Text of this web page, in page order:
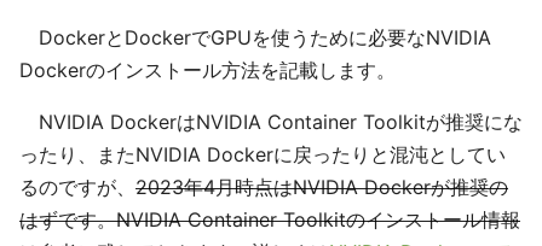
DockerとDockerでGPUを使うために必要なNVIDIA
Dockerのインストール方法を記載します。
NVIDIA DockerはNVIDIA Container Toolkitが推奨にな
ったり、またNVIDIA Dockerに戻ったりと混沌としてい
るのですが、 2023年4月時点はNVIDIA Dockerが推奨の
はずです。NVIDIA Container Toolkitのインストール情報